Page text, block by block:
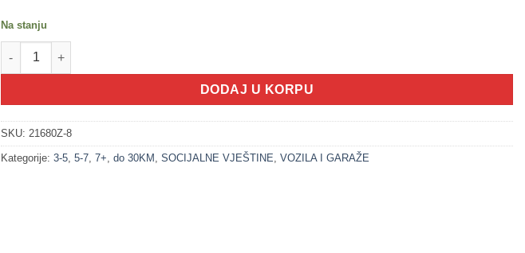
Na stanju
200250-8 Mješalica METALNI KAMION (VOZILA SET) količina
DODAJ U KORPU
SKU: 21680Z-8
Kategorije: 3-5, 5-7, 7+, do 30KM , SOCIJALNE VJEŠTINE, VOZILA I GARAŽE